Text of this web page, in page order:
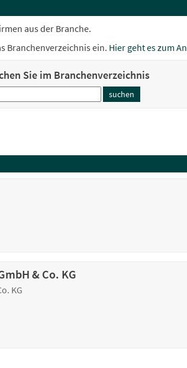
aus der Branche.
Branchenverzeichnis ein. Hier geht es zum
Sie im Branchenverzeichnis
& Co. KG
KG